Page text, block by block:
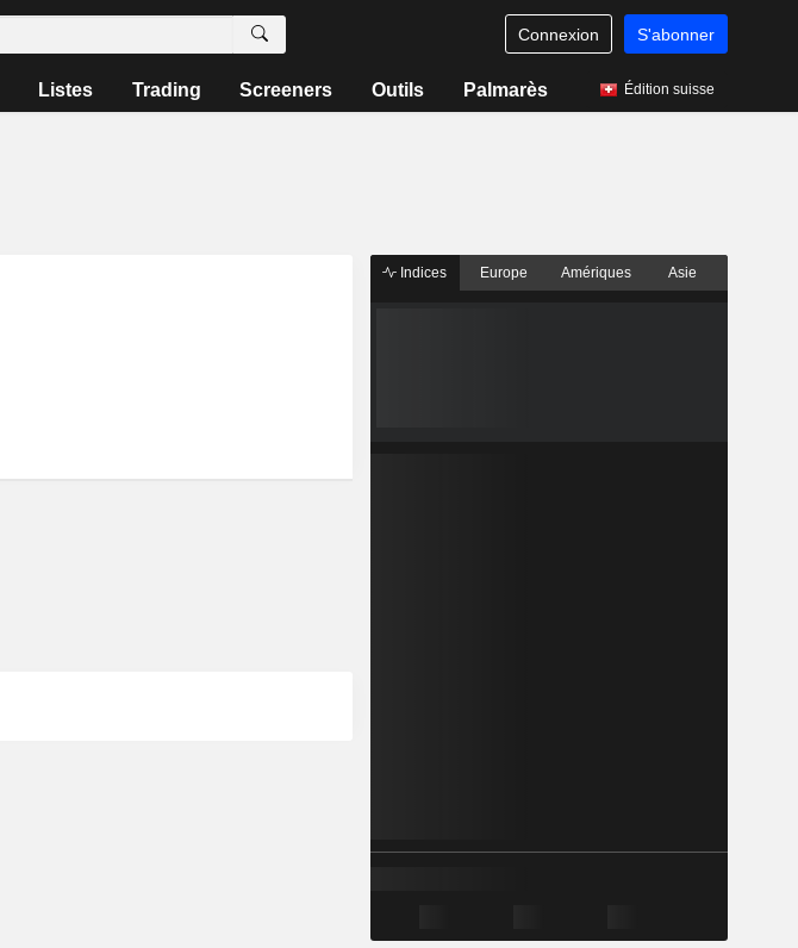
Connexion S'abonner
Listes Trading Screeners Outils Palmarès Édition suisse
Indices Europe Amériques Asie